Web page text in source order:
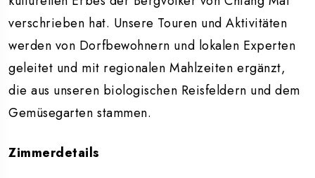
verschrieben hat. Unsere Touren und Aktivitäten
werden von Dorfbewohnern und lokalen Experten
geleitet und mit regionalen Mahlzeiten ergänzt,
die aus unseren biologischen Reisfeldern und dem
Gemüsegarten stammen.
Zimmerdetails